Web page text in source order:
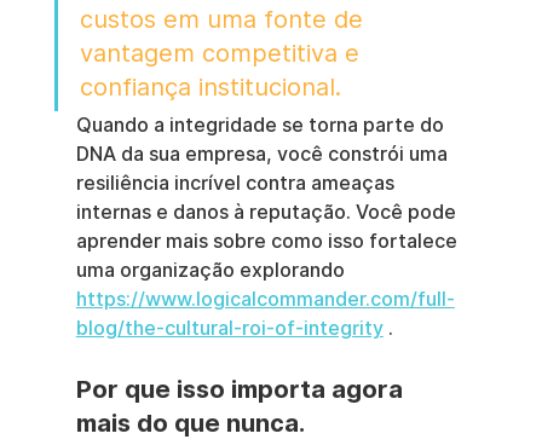
custos em uma fonte de
vantagem competitiva e
confiança institucional.
Quando a integridade se torna parte do
DNA da sua empresa, você constrói uma
resiliência incrível contra ameaças
internas e danos à reputação. Você pode
aprender mais sobre como isso fortalece
uma organização explorando
https://www.logicalcommander.com/full-
blog/the-cultural-roi-of-integrity .
Por que isso importa agora
mais do que nunca.